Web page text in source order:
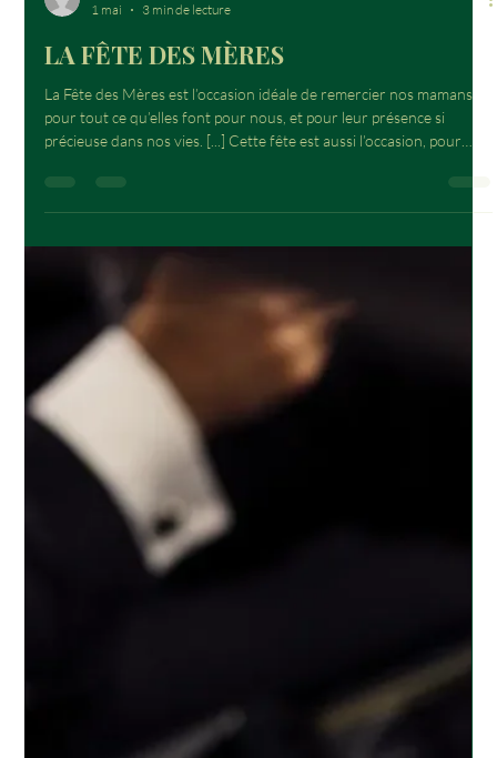
nairianfleurs
1 mai
3 min de lecture
précieuse dans nos vies. [...] Cette fête est aussi l’occasion, pour
et maman. Elle nous offre chaque jour le meilleur et parvient à
gérer toutes ces casquettes avec une énergie incroyable. Merci à
notre maman, notre héroïne !